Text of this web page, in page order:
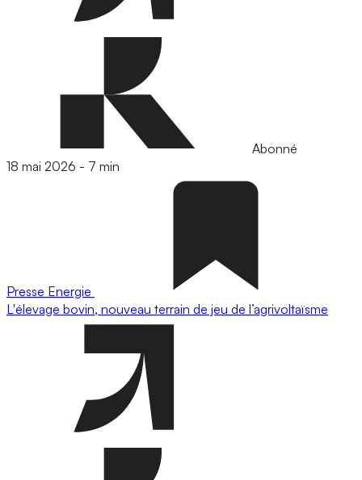
Abonné
18 mai 2026 - 7 min
Presse Energie
L'élevage bovin, nouveau terrain de jeu de l’agrivoltaïsme